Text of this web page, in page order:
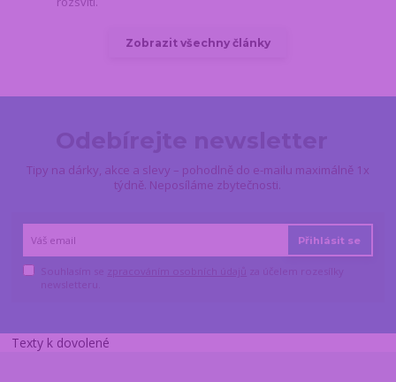
Zobrazit všechny články
Tipy na dárky, akce a slevy – pohodlně do e-mailu maximálně 1x
týdně. Neposíláme zbytečnosti.
Přihlásit se
Texty k dovolené